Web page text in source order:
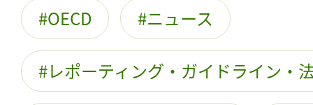
OECD ニュース
レポーティング・ガイドライン・